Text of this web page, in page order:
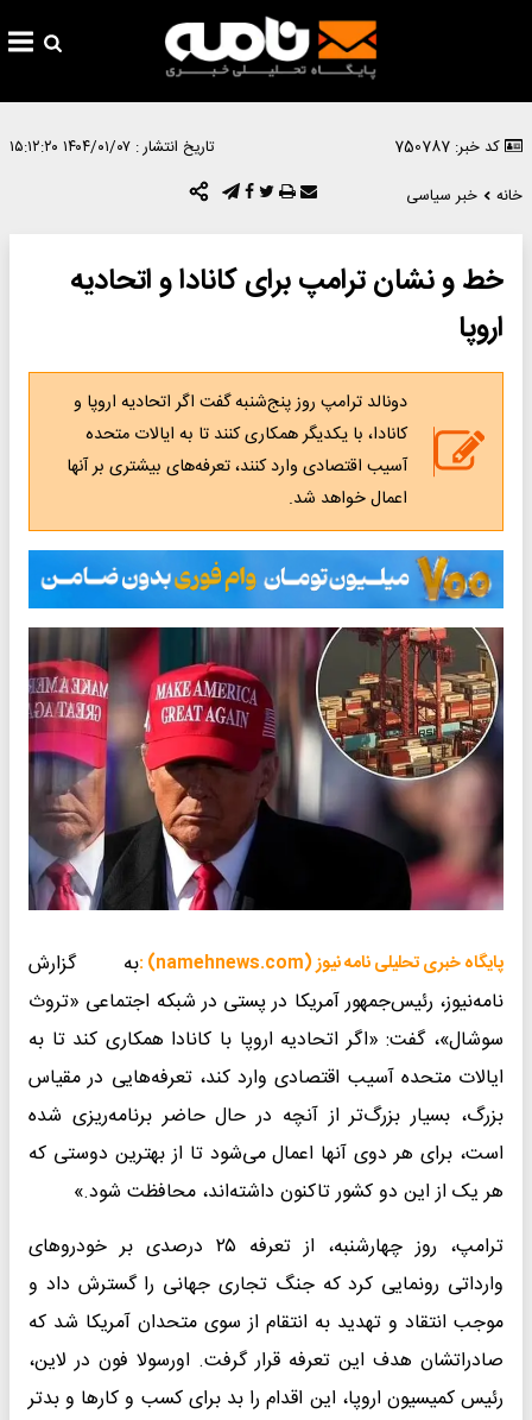
کد خبر: 750787 تاریخ انتشار : ۱۴۰۴/۰۱/۰۷ ۱۵:۱۲:۲۰
خانه
خبر سیاسی
خط و نشان ترامپ برای کانادا و اتحادیه
اروپا
دونالد ترامپ روز پنج‌شنبه گفت اگر اتحادیه اروپا و
کانادا، با یکدیگر همکاری کنند تا به ایالات متحده
آسیب اقتصادی وارد کنند، تعرفه‌های بیشتری بر آنها
اعمال خواهد شد.
پایگاه خبری تحلیلی نامه نیوز (namehnews.com) :
به گزارش
نامه‌نیوز، رئیس‌جمهور آمریکا در پستی در شبکه اجتماعی «تروث
سوشال»، گفت: «اگر اتحادیه اروپا با کانادا همکاری کند تا به
ایالات متحده آسیب اقتصادی وارد کند، تعرفه‌هایی در مقیاس
بزرگ، بسیار بزرگ‌تر از آنچه در حال حاضر برنامه‌ریزی شده
است، برای هر دوی آنها اعمال می‌شود تا از بهترین دوستی که
هر یک از این دو کشور تاکنون داشته‌اند، محافظت شود.»
ترامپ، روز چهارشنبه، از تعرفه ۲۵ درصدی بر خودروهای
وارداتی رونمایی کرد که جنگ تجاری جهانی را گسترش داد و
موجب انتقاد و تهدید به انتقام از سوی متحدان آمریکا شد که
صادراتشان هدف این تعرفه قرار گرفت. اورسولا فون در لاین،
رئیس کمیسیون اروپا، این اقدام را بد برای کسب و کارها و بدتر